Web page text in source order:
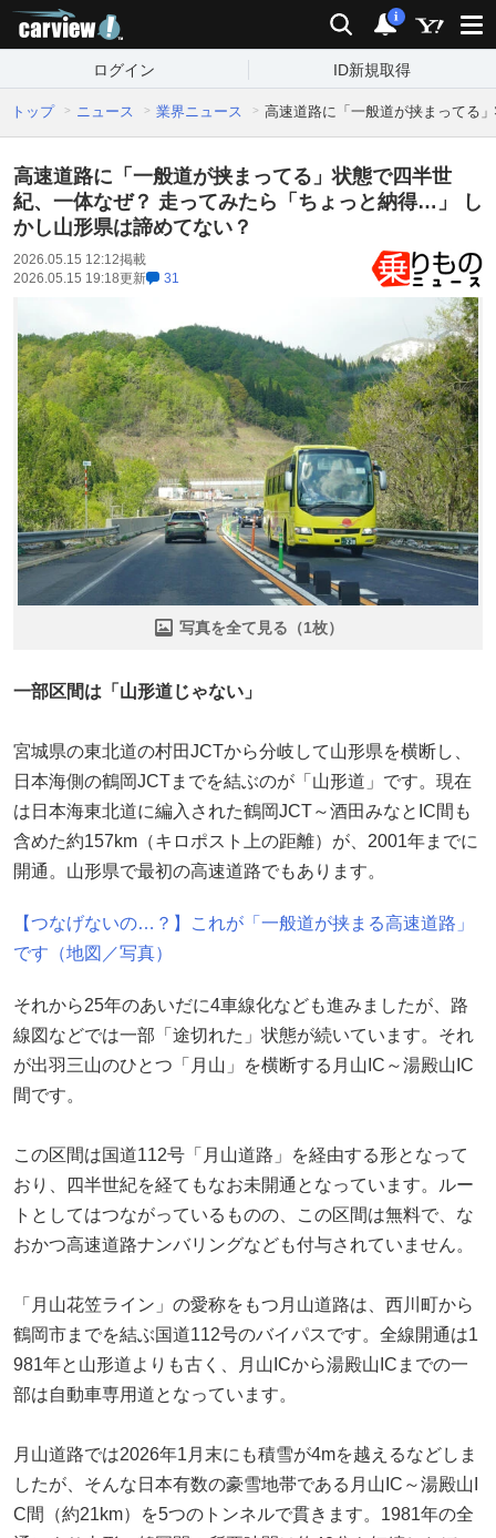
検索 通知
i
ログイン ID新規取得
トップ ニュース 業界ニュース 高速道路に「一般道が挟まってる
高速道路に「一般道が挟まってる」状態で四半世
紀、一体なぜ？ 走ってみたら「ちょっと納得…」 し
かし山形県は諦めてない？
2026.05.15 12:12掲載
2026.05.15 19:18更新 31
写真を全て見る（1枚）
一部区間は「山形道じゃない」
宮城県の東北道の村田JCTから分岐して山形県を横断し、
日本海側の鶴岡JCTまでを結ぶのが「山形道」です。現在
は日本海東北道に編入された鶴岡JCT～酒田みなとIC間も
含めた約157km（キロポスト上の距離）が、2001年までに
開通。山形県で最初の高速道路でもあります。
【つなげないの…？】これが「一般道が挟まる高速道路」
です（地図／写真）
それから25年のあいだに4車線化なども進みましたが、路
線図などでは一部「途切れた」状態が続いています。それ
が出羽三山のひとつ「月山」を横断する月山IC～湯殿山IC
間です。
この区間は国道112号「月山道路」を経由する形となって
おり、四半世紀を経てもなお未開通となっています。ルー
トとしてはつながっているものの、この区間は無料で、な
おかつ高速道路ナンバリングなども付与されていません。
「月山花笠ライン」の愛称をもつ月山道路は、西川町から
鶴岡市までを結ぶ国道112号のバイパスです。全線開通は1
981年と山形道よりも古く、月山ICから湯殿山ICまでの一
部は自動車専用道となっています。
月山道路では2026年1月末にも積雪が4mを越えるなどしま
したが、そんな日本有数の豪雪地帯である月山IC～湯殿山I
C間（約21km）を5つのトンネルで貫きます。1981年の全